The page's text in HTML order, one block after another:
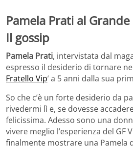
Pamela Prati al
Il gossip
Pamela Prati, intervistata dal
espresso il desiderio di tornare
Fratello Vip‘ a 5 anni dalla sua
So che c’è un forte desiderio da
rivedermi lì e, se dovesse
felicissima. Adesso sono una
vivere meglio l’esperienza del GF
finalmente mostrare una Pamela